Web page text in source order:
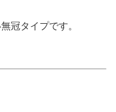
冠タイプです。